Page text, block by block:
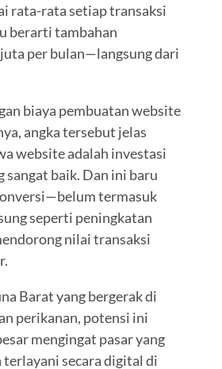
rata-rata setiap transaksi
berarti tambahan
per bulan—langsung dari
biaya pembuatan website
angka tersebut jelas
website adalah investasi
sangat baik. Dan ini baru
termasuk
seperti peningkatan
nilai transaksi
Barat yang bergerak di
perikanan, potensi ini
mengingat pasar yang
terlayani secara digital di